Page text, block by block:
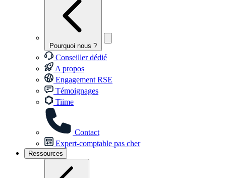
Pourquoi nous ?
Conseiller dédié
A propos
Engagement RSE
Témoignages
Tiime
Contact
Expert-comptable pas cher
Ressources